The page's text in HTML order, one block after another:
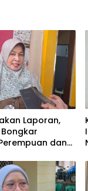
Laporan,
dan